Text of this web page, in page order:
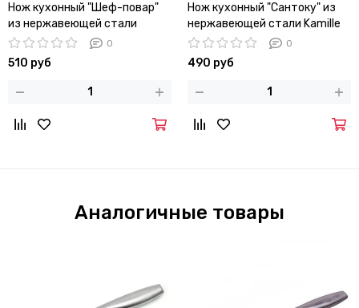
Нож кухонный "Шеф-повар"
из нержавеющей стали
Kamille КМ-5140 лезвие 20 см;
рукоятка 13 см
0
510 руб
Нож кухонный "Сантоку" из
нержавеющей стали Kamille
КМ-5142 (лезвие 16 см;
рукоятка 13 см)
0
490 руб
Аналогичные товары